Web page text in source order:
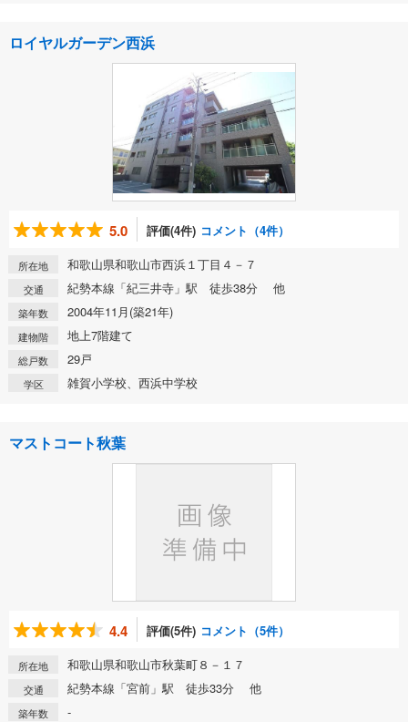
ロイヤルガーデン西浜
5.0 評価(4件) コメント（4件）
所在地 和歌山県和歌山市西浜１丁目４－７
交通 紀勢本線「紀三井寺」駅 徒歩38分 他
築年数 2004年11月(築21年)
建物階 地上7階建て
総戸数 29戸
学区 雑賀小学校、西浜中学校
マストコート秋葉
4.4 評価(5件) コメント（5件）
所在地 和歌山県和歌山市秋葉町８－１７
交通 紀勢本線「宮前」駅 徒歩33分 他
築年数 -